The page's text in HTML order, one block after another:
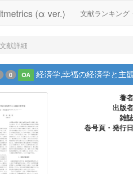
(α ver.) 文献ランキング
文献詳細
0 OA 経済学,幸福の経済学と
著者
出版者
雑誌
巻号頁・発行日